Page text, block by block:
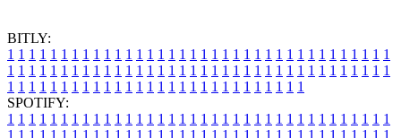
BITLY:
1 1 1 1 1 1 1 1 1 1 1 1 1 1 1 1 1 1 1 1 1 1 1 1 1 1 1 1 1 1 1 1 1 1 1 1
1 1 1 1 1 1 1 1 1 1 1 1 1 1 1 1 1 1 1 1 1 1 1 1 1 1 1 1 1 1 1 1 1 1 1 1
1 1 1 1 1 1 1 1 1 1 1 1 1 1 1 1 1 1 1 1 1 1 1 1 1 1 1 1
SPOTIFY:
1 1 1 1 1 1 1 1 1 1 1 1 1 1 1 1 1 1 1 1 1 1 1 1 1 1 1 1 1 1 1 1 1 1 1 1
1 1 1 1 1 1 1 1 1 1 1 1 1 1 1 1 1 1 1 1 1 1 1 1 1 1 1 1 1 1 1 1 1 1 1 1